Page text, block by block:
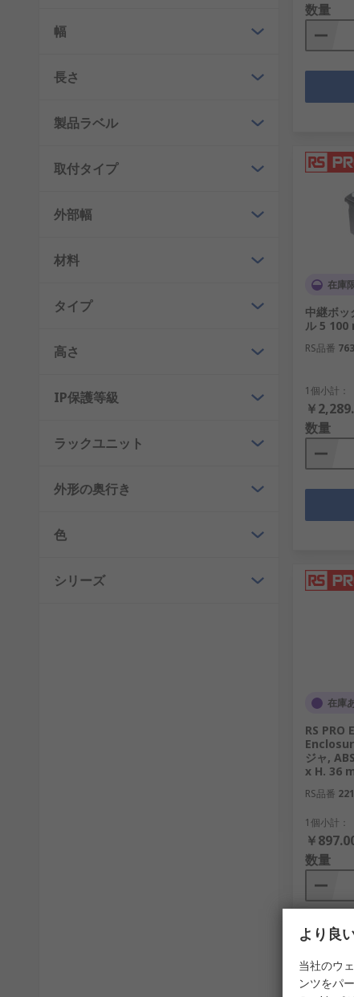
DIN レールエンクロージャ
汎用エンクロージャ ハンドヘルドエンクロージ
基板実装エンクロージャ
弊社のエンクロージャとサーバーラックを使用して
DINレール
ディスクラッチ
のぞき窓
台座
サーバーラックシェルフおよびキャビネットアク
RSを選択する理由
機器に投資する場合で、機器に安全で安全な保管、
社はこれの提供を、 高い評価を受け信頼できるサプ
幅
長さ
製品ラベル
取付タイプ
外部幅
材料
タイプ
高さ
IP保護等級
ラックユニット
外形の奥行き
色
シリーズ
数量
在庫
中継ボッ
ル 5
RS品番
1個小計：
￥
数量
在庫
RS
ジャ,
x H. 36
RS品番
1個小計：
￥
数量
より良
当社のウ
ンツをパ